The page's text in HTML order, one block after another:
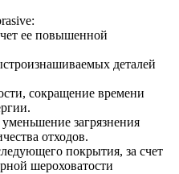
ее повышенной
деталей
сокращение времени
загрязнения
отходов.
покрытия, за счет
шероховатости